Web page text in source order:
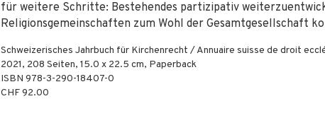
für weitere Schritte: Bestehendes partizipativ
Religionsgemeinschaften zum Wohl der Gesamtgesellschaft
Schweizerisches Jahrbuch für Kirchenrecht / Annuaire suisse de droit
2021, 208 Seiten, 15.0 x 22.5 cm, Paperback
ISBN 978-3-290-18407-0
CHF 92.00